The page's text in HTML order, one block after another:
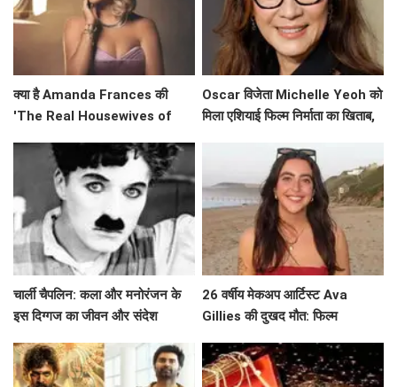
क्या है Amanda Frances की
'The Real Housewives of
Oscar विजेता Michelle Yeoh को
मिला एशियाई फिल्म निर्माता का खिताब,
चार्ली चैपलिन: कला और मनोरंजन के
इस दिग्गज का जीवन और संदेश
26 वर्षीय मेकअप आर्टिस्ट Ava
Gillies की दुखद मौत: फिल्म